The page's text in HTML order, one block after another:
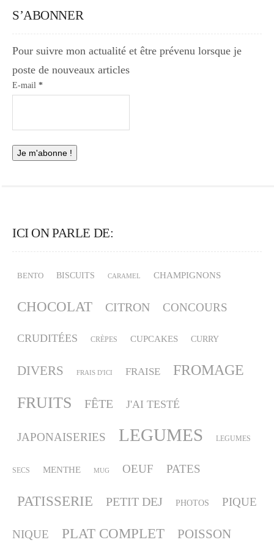
S’ABONNER
Pour suivre mon actualité et être prévenu lorsque je
poste de nouveaux articles
E-mail *
ICI ON PARLE DE:
BENTO BISCUITS CARAMEL CHAMPIGNONS
CHOCOLAT CITRON CONCOURS
CRUDITÉES CRÈPES CUPCAKES CURRY
DIVERS FRAIS D'ICI FRAISE FROMAGE
FRUITS FÊTE J'AI TESTÉ
JAPONAISERIES LEGUMES LEGUMES
SECS MENTHE MUG OEUF PATES
PATISSERIE PETIT DEJ PHOTOS PIQUE
NIQUE PLAT COMPLET POISSON